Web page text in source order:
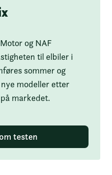
og NAF
til elbiler i
sommer og
modeller etter
markedet.
testen